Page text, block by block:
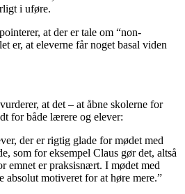
i uføre.
at der er tale om “non-
er, at eleverne får noget basal viden
at det – at åbne skolerne for
for både lærere og elever:
der er rigtig glade for mødet med
som for eksempel Claus gør det, altså
emnet er praksisnært. I mødet med
absolut motiveret for at høre mere.”